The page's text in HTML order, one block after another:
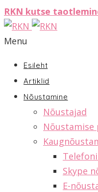
RKN kutse
Menu
Esileht
Artiklid
Nõustamine
Nõustajad
Skype
E-